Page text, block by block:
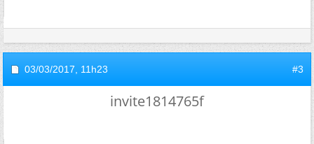
03/03/2017, 11h23 #3
invite1814765f